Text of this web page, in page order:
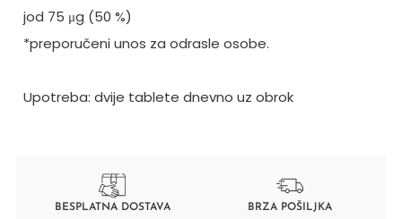
jod 75 μg (50 %)
*preporučeni unos za odrasle osobe.
Upotreba: dvije tablete dnevno uz obrok
BESPLATNA DOSTAVA BRZA POŠILJKA